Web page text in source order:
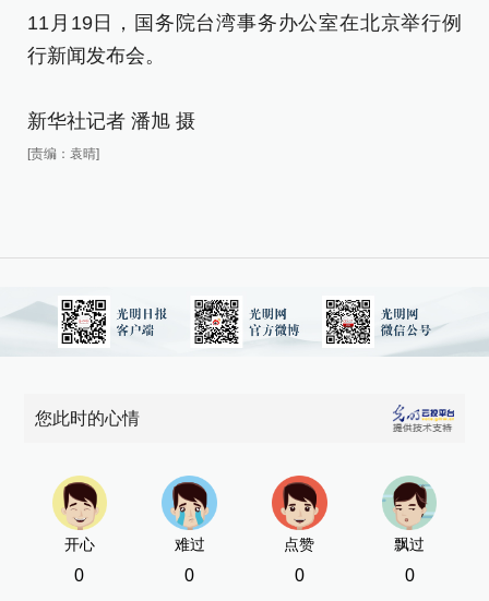
11月19日，国务院台湾事务办公室在北京举行例
行新闻发布会。
新华社记者 潘旭 摄
[责编：袁晴]
您此时的心情
开心
0
难过
0
点赞
0
飘过
0